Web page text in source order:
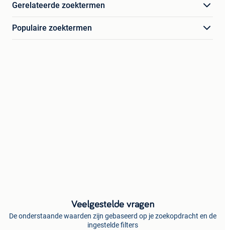
Gerelateerde zoektermen
Populaire zoektermen
Veelgestelde vragen
De onderstaande waarden zijn gebaseerd op je zoekopdracht en de
ingestelde filters